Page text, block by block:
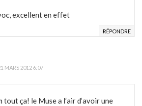
excellent en effet
RÉPONDRE
MARS 2012 6:07
tout ça! le Muse a l’air d’avoir une